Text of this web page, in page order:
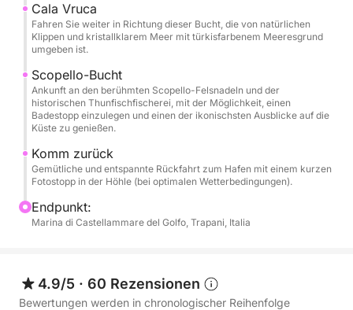
Kapitän
Nicht im Preis enthalten:
- Anlaufhäfen (nach Wahl des Kunden)
- Treibstoffkosten (variieren je nach gewählter Tour)
Hier einige nützliche Informationen:
2 Touren verfügbar:
Blaue Grotte, Cala Vruca und Scopello oder die
6). Dies ist für mich die schönste Route. Sollten Sie
andere Wünsche haben, lassen Sie es mich bitte
Cala Vruca
Fahren Sie weiter in Richtung dieser Bucht, die von natürlichen
Klippen und kristallklarem Meer mit türkisfarbenem Meeresgrund
umgeben ist.
Scopello-Bucht
Ankunft an den berühmten Scopello-Felsnadeln und der
historischen Thunfischfischerei, mit der Möglichkeit, einen
Badestopp einzulegen und einen der ikonischsten Ausblicke auf die
Küste zu genießen.
Komm zurück
Gemütliche und entspannte Rückfahrt zum Hafen mit einem kurzen
Fotostopp in der Höhle (bei optimalen Wetterbedingungen).
Endpunkt:
Marina di Castellammare del Golfo, Trapani, Italia
4.9/5 · 60 Rezensionen
Bewertungen werden in chronologischer Reihenfolge